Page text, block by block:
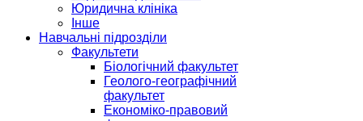
Юридична клініка
Інше
Навчальні підрозділи
Факультети
Біологічний факультет
Геолого-географічний
факультет
Економіко-правовий